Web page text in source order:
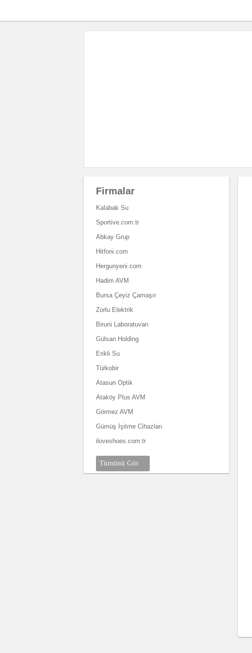
Firmalar
Kalabak Su
Sportive.com.tr
Abkay Grup
Hitfoni.com
Hergunyeni.com
Hadim AVM
Bursa Çeyiz Çamaşır
Zorlu Elektrik
Biruni Laboratuvarı
Gülsan Holding
Erikli Su
Türkobir
Atasun Optik
Ataköy Plus AVM
Görmez AVM
Gümüş İşitme Cihazları
iloveshoes.com.tr
Tümünü Gör